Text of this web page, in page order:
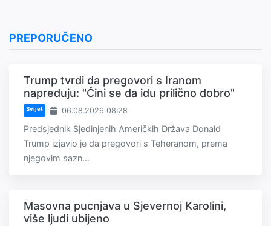
PREPORUČENO
Trump tvrdi da pregovori s Iranom
napreduju: "Čini se da idu prilično dobro"
Svijet 06.08.2026 08:28
Predsjednik Sjedinjenih Američkih Država Donald
Trump izjavio je da pregovori s Teheranom, prema
njegovim sazn...
Masovna pucnjava u Sjevernoj Karolini,
više ljudi ubijeno